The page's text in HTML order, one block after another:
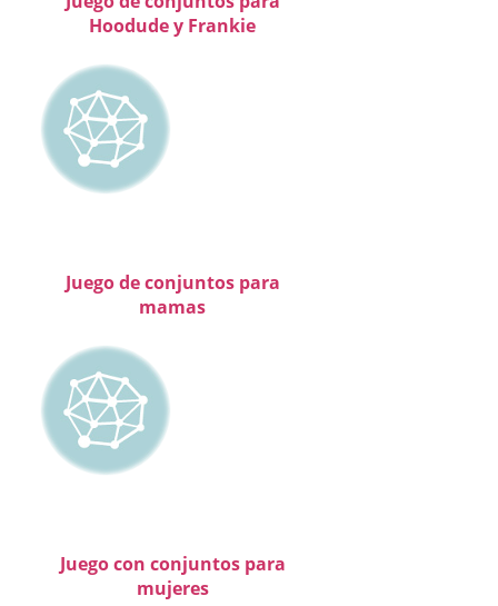
Hoodude y Frankie
Juego de conjuntos para
mamas
Juego con conjuntos para
mujeres